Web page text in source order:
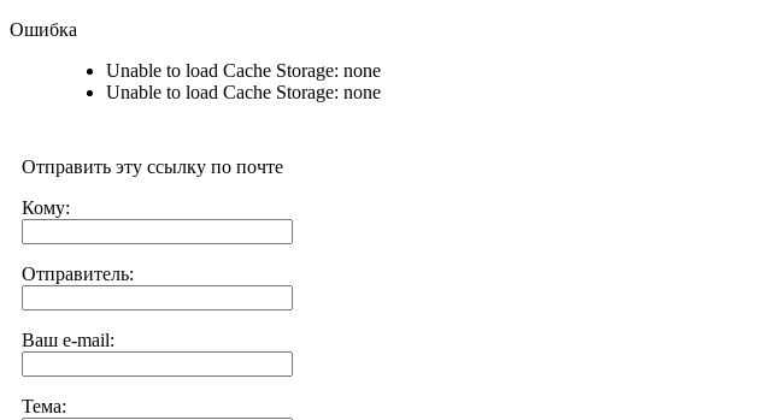
Ошибка
Unable to load Cache Storage: none
Unable to load Cache Storage: none
Отправить эту ссылку по почте
Кому:
Отправитель:
Ваш e-mail:
Тема: